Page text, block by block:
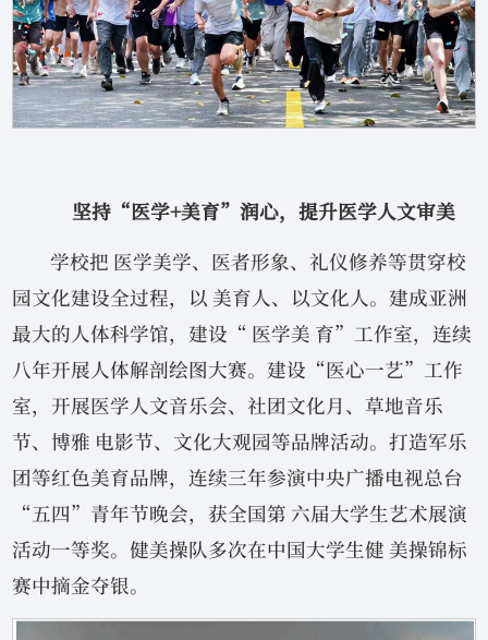
坚持“医学+美育”润心，提升医学人文审美
学校把 医学美学、医者形象、礼仪修养等贯穿校
园文化建设全过程，以 美育人、以文化人。建成亚洲
最大的人体科学馆，建设“ 医学美 育”工作室，连续
八年开展人体解剖绘图大赛。建设“医心一艺”工作
室，开展医学人文音乐会、社团文化月、草地音乐
节、博雅 电影节、文化大观园等品牌活动。打造军乐
团等红色美育品牌，连续三年参演中央广播电视总台
“五四”青年节晚会，获全国第 六届大学生艺术展演
活动一等奖。健美操队多次在中国大学生健 美操锦标
赛中摘金夺银。